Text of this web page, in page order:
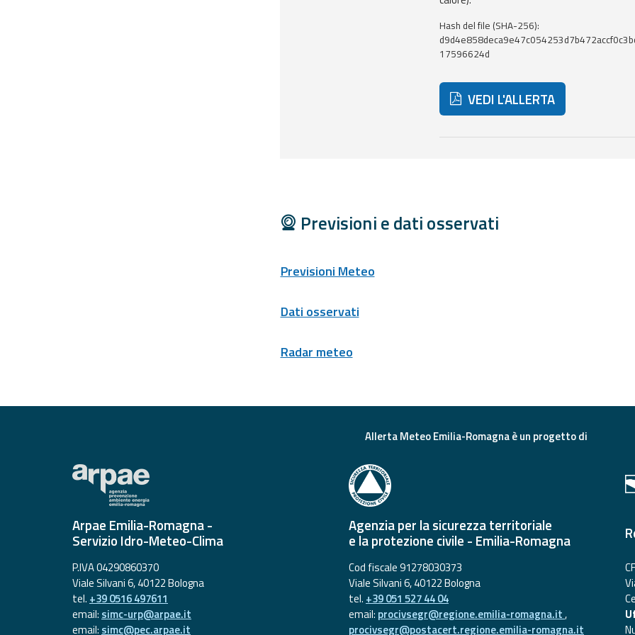
Hash del file (SHA-256):
17596624d
VEDI L'ALLERTA
Previsioni e dati osservati
Previsioni Meteo
Dati osservati
Radar meteo
Allerta Meteo Emilia-Romagna è un progetto di
Arpae Emilia-Romagna -
Servizio Idro-Meteo-Clima
P.IVA 04290860370
Viale Silvani 6, 40122 Bologna
tel. +39 0516 497611
email: simc-urp@arpae.it
email: simc@pec.arpae.it
Agenzia per la sicurezza territoriale
e la protezione civile - Emilia-Romagna
Cod fiscale 91278030373
Viale Silvani 6, 40122 Bologna
tel. +39 051 527 44 04
email: procivsegr@regione.emilia-romagna.it,
procivsegr@postacert.regione.emilia-romagna.it